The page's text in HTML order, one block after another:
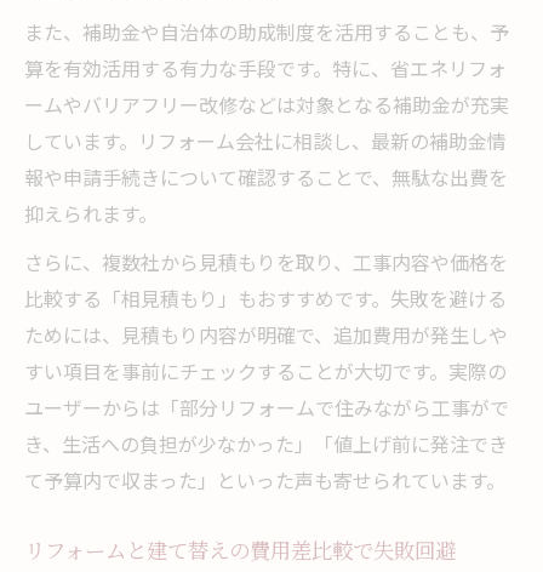
また、補助金や自治体の助成制度を活用することも、予
算を有効活用する有力な手段です。特に、省エネリフォ
ームやバリアフリー改修などは対象となる補助金が充実
しています。リフォーム会社に相談し、最新の補助金情
報や申請手続きについて確認することで、無駄な出費を
抑えられます。
さらに、複数社から見積もりを取り、工事内容や価格を
比較する「相見積もり」もおすすめです。失敗を避ける
ためには、見積もり内容が明確で、追加費用が発生しや
すい項目を事前にチェックすることが大切です。実際の
ユーザーからは「部分リフォームで住みながら工事がで
き、生活への負担が少なかった」「値上げ前に発注でき
て予算内で収まった」といった声も寄せられています。
リフォームと建て替えの費用差比較で失敗回避